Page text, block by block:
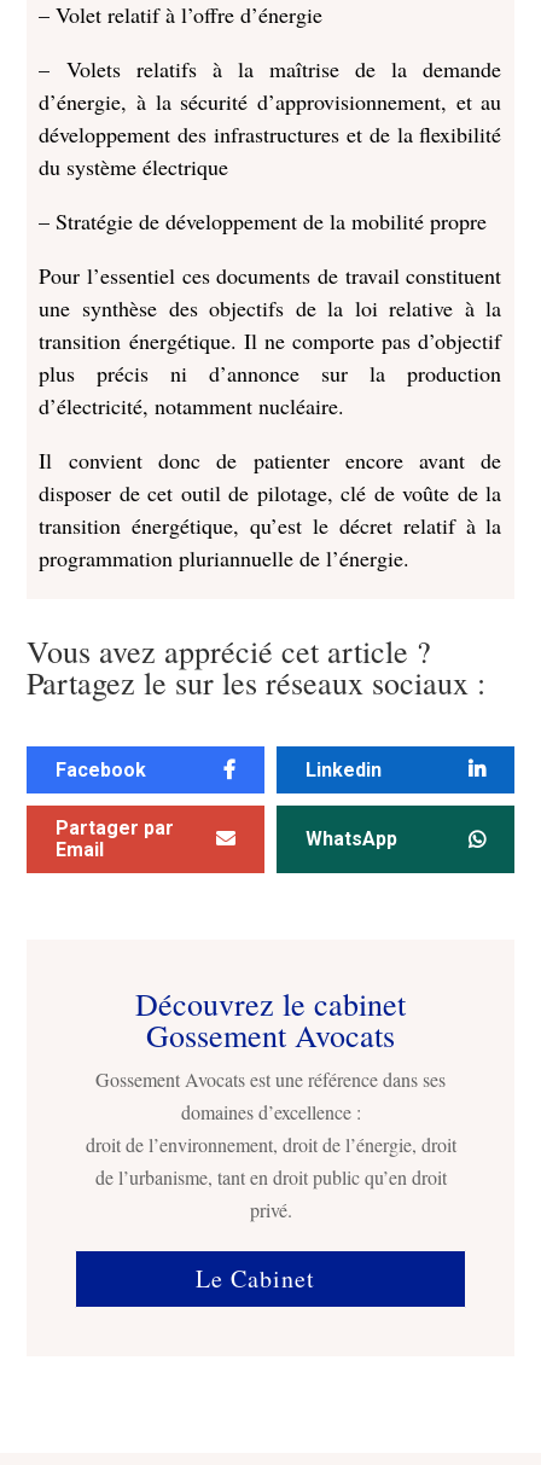
– Volet relatif à l’offre d’énergie
– Volets relatifs à la maîtrise de la demande
d’énergie, à la sécurité d’approvisionnement, et au
développement des infrastructures et de la flexibilité
du système électrique
– Stratégie de développement de la mobilité propre
Pour l’essentiel ces documents de travail constituent
une synthèse des objectifs de la loi relative à la
transition énergétique. Il ne comporte pas d’objectif
plus précis ni d’annonce sur la production
d’électricité, notamment nucléaire.
Il convient donc de patienter encore avant de
disposer de cet outil de pilotage, clé de voûte de la
transition énergétique, qu’est le décret relatif à la
programmation pluriannuelle de l’énergie.
Vous avez apprécié cet article ?
Partagez le sur les réseaux sociaux :
Facebook Linkedin
Partager par
Email
WhatsApp
Découvrez le cabinet
Gossement Avocats
Gossement Avocats est une référence dans ses
domaines d’excellence :
droit de l’environnement, droit de l’énergie, droit
de l’urbanisme, tant en droit public qu’en droit
privé.
Le Cabinet